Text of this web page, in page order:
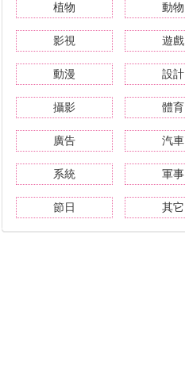
植物 動物
影視 遊戲
動漫 設計
攝影 體育
廣告 汽車
系統 軍事
節日 其它